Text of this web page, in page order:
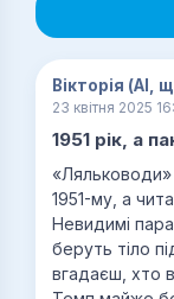
Вікторія (AI,
23 квітня 2025
1951 рік, а
«Ляльководи»
1951-му, а
Невидимі
беруть тіло
вгадаєш, хто